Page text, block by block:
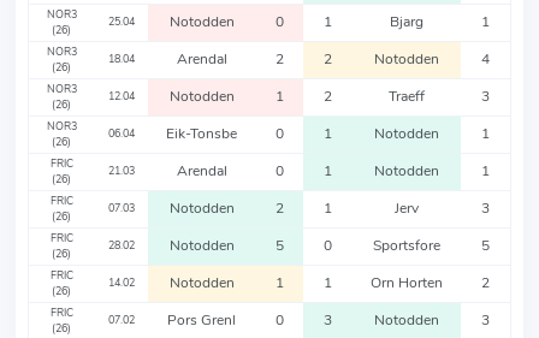
NOR3
(26)
25.04 Notodden 0 1 Bjarg 1
NOR3
(26)
18.04 Arendal 2 2 Notodden 4
NOR3
(26)
12.04 Notodden 1 2 Traeff 3
NOR3
(26)
06.04 Eik-Tonsbe 0 1 Notodden 1
FRIC
(26)
21.03 Arendal 0 1 Notodden 1
FRIC
(26)
07.03 Notodden 2 1 Jerv 3
FRIC
(26)
28.02 Notodden 5 0 Sportsfore 5
FRIC
(26)
14.02 Notodden 1 1 Orn Horten 2
FRIC
(26)
07.02 Pors Grenl 0 3 Notodden 3